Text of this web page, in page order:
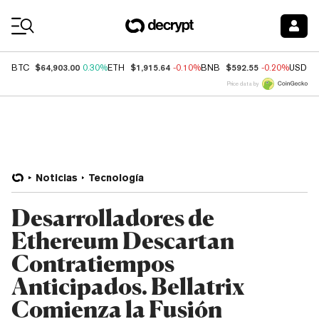
BTC $64,903.00 0.30%ETH $1,915.64 -0.10%BNB $592.55 -0.20%USDC
Price data by
Noticias Tecnología
Desarrolladores de
Ethereum Descartan
Contratiempos
Anticipados. Bellatrix
Comienza la Fusión